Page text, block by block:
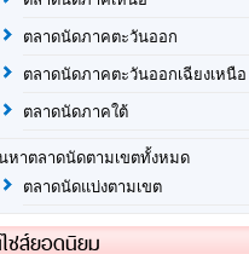
ตลาดนัดภาคตะวันออก
ตลาดนัดภาคตะวันออกเฉียงเหนือ
ตลาดนัดภาคใต้
หาตลาดนัดตามเขตทั้งหมด
ตลาดนัดแบ่งตามเขต
ชส์ยอดนิยม